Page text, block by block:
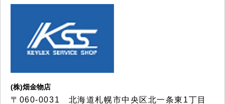
(株)畑金物店
〒060-0031 北海道札幌市中央区北一条東1丁目